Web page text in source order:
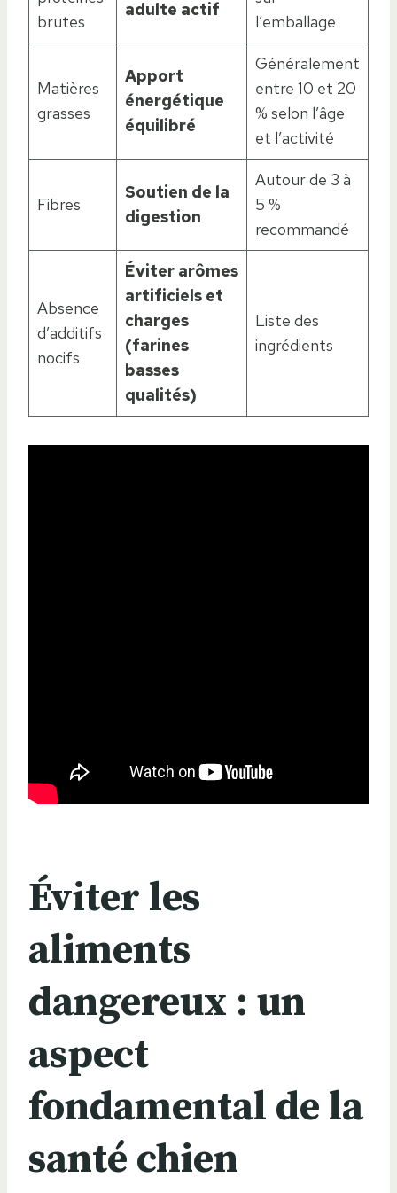
brutes
adulte actif
l’emballage
Matières
grasses
Apport
énergétique
équilibré
Généralement
entre 10 et 20
% selon l’âge
et l’activité
Fibres
Soutien de la
digestion
Autour de 3 à
5 %
recommandé
Absence
d’additifs
nocifs
Éviter arômes
artificiels et
charges
(farines
basses
qualités)
Liste des
ingrédients
Éviter les
aliments
dangereux : un
aspect
fondamental de la
santé chien